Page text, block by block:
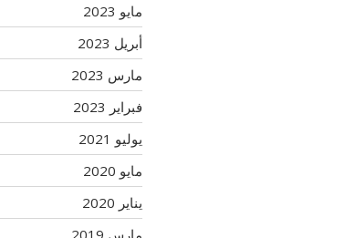
مايو 2023
أبريل 2023
مارس 2023
فبراير 2023
يوليو 2021
مايو 2020
يناير 2020
مارس 2019